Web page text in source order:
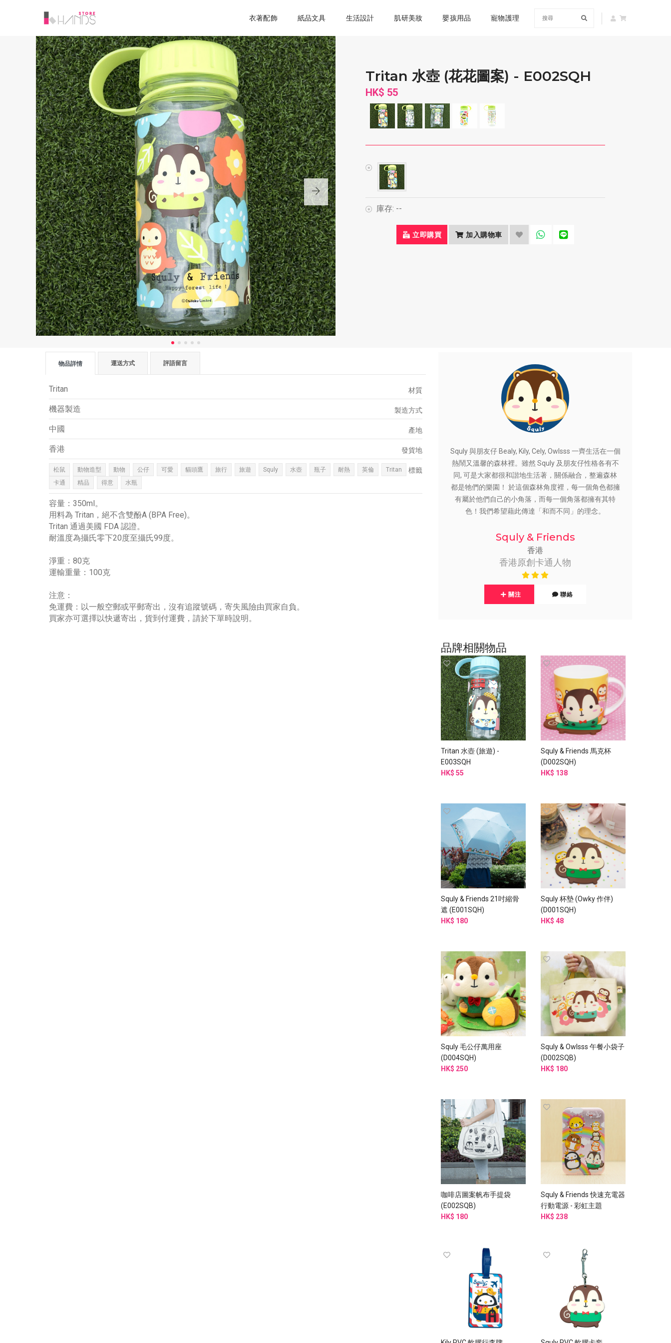
衣著配飾 紙品文具 生活設計 肌研美妝 嬰孩用品 寵物護理
Tritan 水壺 (花花圖案) - E002SQH
HK$ 55
庫存: --
立即購買 加入購物車
物品詳情 運送方式 評語留言
材質
Tritan
製造方式
機器製造
產地
中國
發貨地
香港
標籤
松鼠 動物造型 動物 公仔 可愛 貓頭鷹 旅行 旅遊 Squly 水壺 瓶子 耐熱 英倫
Tritan
卡通
精品 得意 水瓶
容量：350ml。
用料為 Tritan，絕不含雙酚A (BPA Free)。
Tritan 通過美國 FDA 認證。
耐溫度為攝氏零下20度至攝氏99度。
淨重：80克
運輸重量：100克
注意：
免運費：以一般空郵或平郵寄出，沒有追蹤號碼，寄失風險由買家自負。
買家亦可選擇以快遞寄出，貨到付運費，請於下單時說明。
Squly 與朋友仔 Bealy, Kily, Cely, Owlsss 一齊生活在一個
熱鬧又溫馨的森林裡。雖然 Squly 及朋友仔性格各有不
同, 可是大家都很和諧地生活著，關係融合，整遍森林
都是牠們的樂園！ 於這個森林角度裡，每一個角色都擁
有屬於他們自己的小角落，而每一個角落都擁有其特
色！我們希望藉此傳達「和而不同」的理念。
Squly & Friends
香港
香港原創卡通人物
關注 聯絡
品牌相關物品
Tritan 水壺 (旅遊) -
E003SQH
HK$ 55
Squly & Friends 馬克杯
(D002SQH)
HK$ 138
Squly & Friends 21吋縮骨
遮 (E001SQH)
HK$ 180
Squly 杯墊 (Owky 作伴)
(D001SQH)
HK$ 48
Squly 毛公仔萬用座
(D004SQH)
HK$ 250
Squly & Owlsss 午餐小袋子
(D002SQB)
HK$ 180
咖啡店圖案帆布手提袋
(E002SQB)
HK$ 180
Squly & Friends 快速充電器
行動電源 - 彩虹主題
H002SQE
HK$ 238